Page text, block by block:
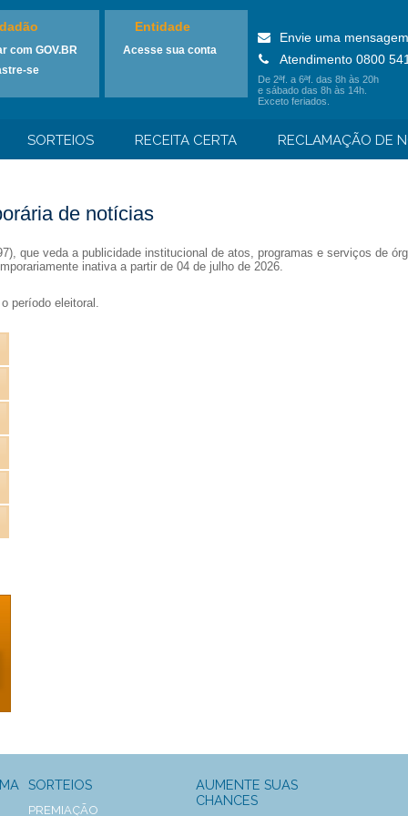
com GOV.BR
se
Entidade
Acesse sua conta
Envie uma mensagem
Atendimento 0800
De 2ªf. a 6ªf. das 8h às 20h
e sábado das 8h às 14h.
Exceto feriados.
SORTEIOS RECEITA CERTA RECLAMAÇÃO DE
de notícias
que veda a publicidade institucional de atos, programas e serviços de
inativa a partir de 04 de julho de 2026.
período eleitoral.
SORTEIOS
PREMIAÇÃO
AUMENTE SUAS
CHANCES